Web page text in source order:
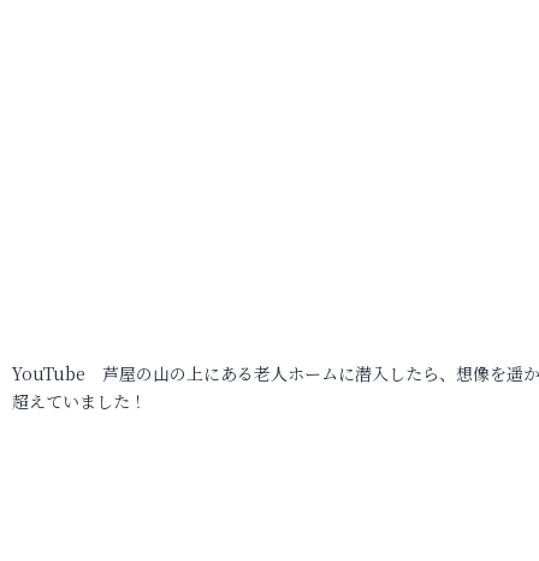
YouTube 芦屋の山の上にある老人ホームに潜入したら、想像を遥
超えていました！